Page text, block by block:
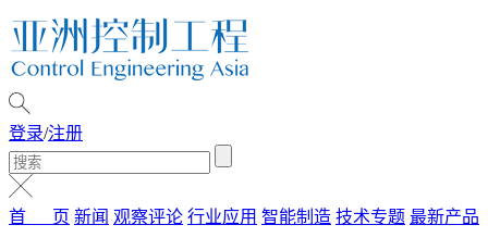
登录/注册
首 页 新闻 观察评论 行业应用 智能制造 技术专题 最新产品